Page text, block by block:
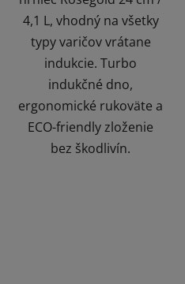
4,1 L, vhodný na všetky
typy varičov vrátane
indukcie. Turbo
indukčné dno,
ergonomické rukoväte a
ECO-friendly zloženie
bez škodlivín.